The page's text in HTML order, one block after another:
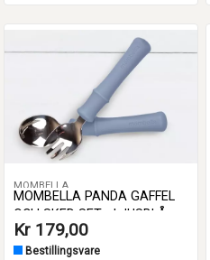
MOMBELLA
MOMBELLA PANDA GAFFEL
OCH SKED SET - LJUSBLÅ
Kr 179,00
Bestillingsvare